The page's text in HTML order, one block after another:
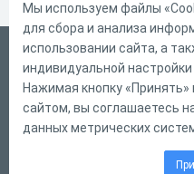
Русский
Справка
Форма обратной связи
Мы используем файлы
для сбора и анализа
использовании сайта, а
индивидуальной
Нажимая кнопку
сайтом, вы соглашаетесь
данных метрических